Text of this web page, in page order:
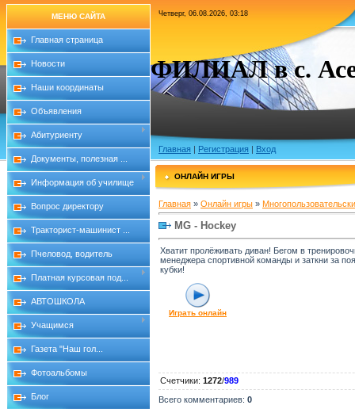
МЕНЮ САЙТА
Главная страница
Новости
Наши координаты
Объявления
Абитуриенту
Документы, полезная ...
Информация об училище
Вопрос директору
Тракторист-машинист ...
Пчеловод, водитель
Платная курсовая под...
АВТОШКОЛА
Учащимся
Газета "Наш гол...
Фотоальбомы
Блог
Четверг, 06.08.2026, 03:18
ФИЛИАЛ в с.
Главная | Регистрация | Вход
ОНЛАЙН ИГРЫ
Главная » Онлайн игры »
MG - Hockey
Хватит пролёживать диван! Бегом в
менеджера спортивной команды и заткни за
кубки!
Играть онлайн
Счетчики: 1272/989
Всего комментариев: 0